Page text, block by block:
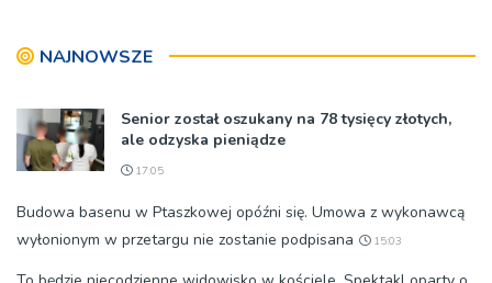
[ZDJĘCIA]
NAJNOWSZE
Senior został oszukany na 78 tysięcy złotych,
ale odzyska pieniądze
17:05
Budowa basenu w Ptaszkowej opóźni się. Umowa z wykonawcą
wyłonionym w przetargu nie zostanie podpisana
15:03